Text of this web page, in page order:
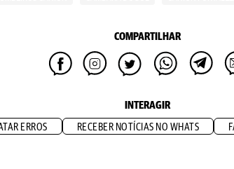
COMPARTILHAR
INTERAGIR
ERROS RECEBER NOTÍCIAS NO WHATS